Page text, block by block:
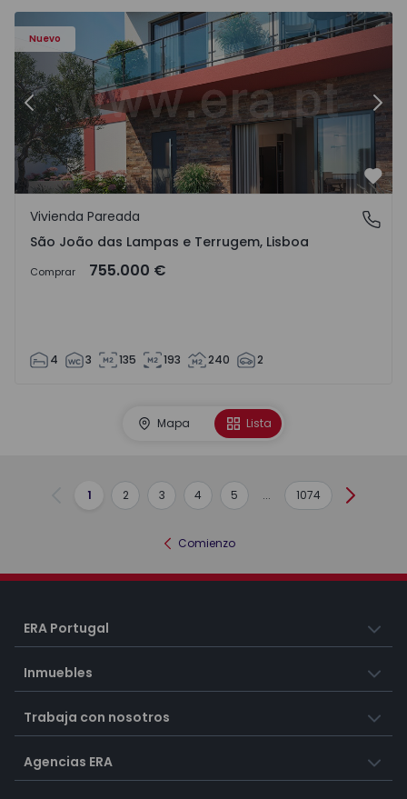
Nuevo
Anterior
São João das Lampas e Terrugem, Lisboa
Vivienda Pareada
São João das Lampas e Terrugem, Lisboa
Comprar 755.000 €
4 3 135 193 240 2
Mapa Lista
Anterior
1 2 3 4 5 ... 1074
Comienzo
ERA Portugal
Inmuebles
Trabaja con nosotros
Agencias ERA